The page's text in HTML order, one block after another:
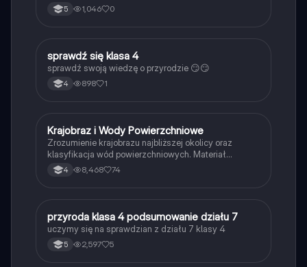
5 1,046 0
SPrzyroda
sprawdź się klasa 4
sprawdź swoją wiedzę o przyrodzie 😏😏
4 898 1
Przyroda
Krajobraz i Wody Powierzchniowe
Zrozumienie krajobrazu najbliższej okolicy oraz
klasyfikacja wód powierzchniowych. Materiał
obejmuje opisy jezior, rzek, parków narodowych oraz
elementów krajobrazu. Idealne dla uczniów klasy 4,
4 8,468 74
PPrzyroda
przyroda klasa 4 podsumowanie działu 7
uczymy się na sprawdzian z działu 7 klasy 4
5 2,597 5